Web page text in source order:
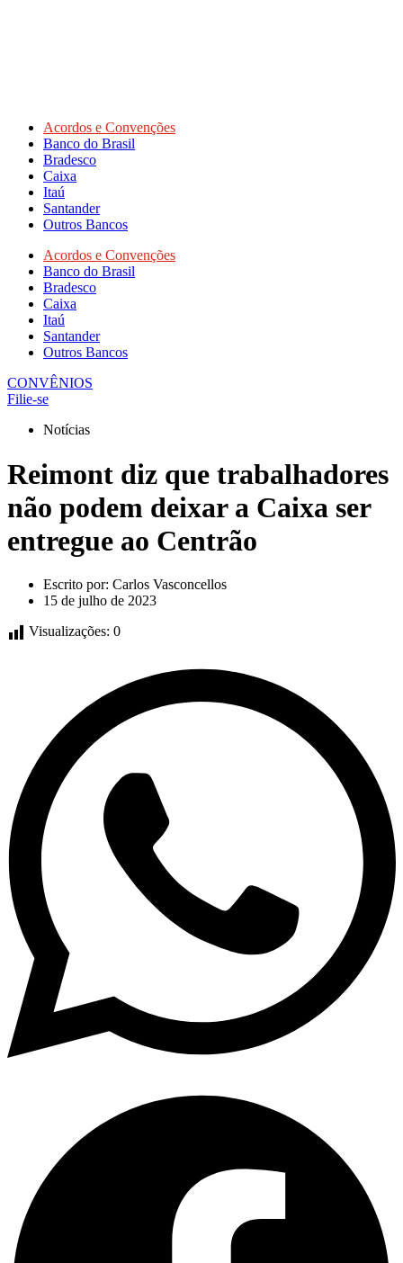
Acordos e Convenções
Banco do Brasil
Bradesco
Caixa
Itaú
Santander
Outros Bancos
Acordos e Convenções
Banco do Brasil
Bradesco
Caixa
Itaú
Santander
Outros Bancos
CONVÊNIOS
Filie-se
Notícias
Reimont diz que trabalhadores
não podem deixar a Caixa ser
entregue ao Centrão
Escrito por: Carlos Vasconcellos
15 de julho de 2023
Visualizações: 0